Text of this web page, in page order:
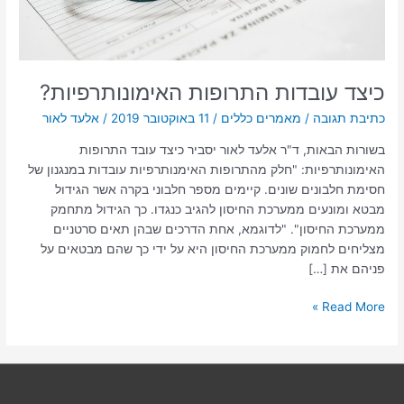
כיצד עובדות התרופות האימונותרפיות?
כתיבת תגובה / מאמרים כללים / 11 באוקטובר 2019 /אלעד לאור
בשורות הבאות, ד"ר אלעד לאור יסביר כיצד עובד התרופות
האימונותרפיות: "חלק מהתרופות האימנותרפיות עובדות במנגנון של
חסימת חלבונים שונים. קיימים מספר חלבוני בקרה אשר הגידול
מבטא ומונעים ממערכת החיסון להגיב כנגדו. כך הגידול מתחמק
ממערכת החיסון". "לדוגמא, אחת הדרכים שבהן תאים סרטניים
מצליחים לחמוק ממערכת החיסון היא על ידי כך שהם מבטאים על
פניהם את […]
Read More »